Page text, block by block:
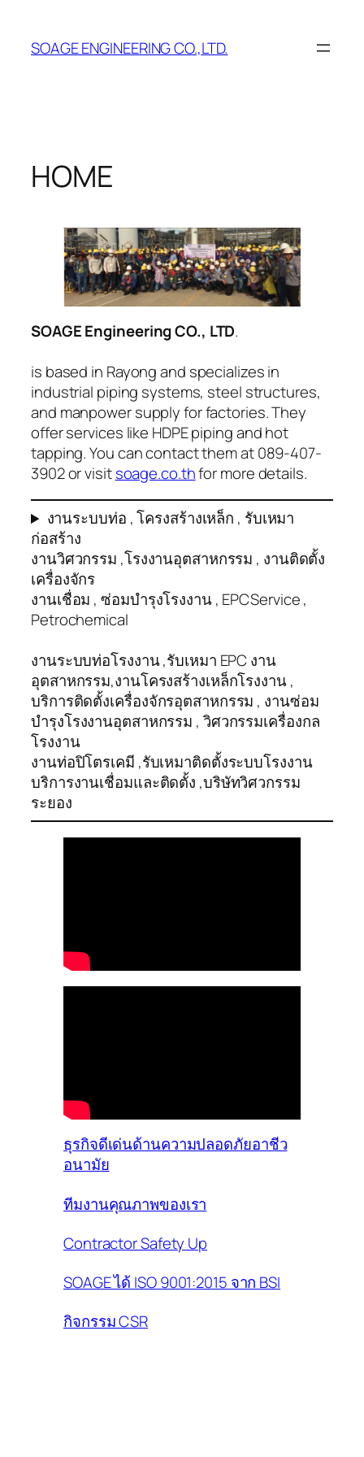
content
SOAGE ENGINEERING CO.,LTD.
HOME
SOAGE Engineering CO., LTD.
is based in Rayong and specializes in
industrial piping systems, steel structures,
and manpower supply for factories. They
offer services like HDPE piping and hot
tapping. You can contact them at 089-407-
3902 or visitsoage.co.thfor more details.
งานระบบท่อ , โครงสร้างเหล็ก , รับเหมา
ก่อสร้าง
งานวิศวกรรม ,โรงงานอุตสาหกรรม , งานติดตั้ง
เครื่องจักร
งานเชื่อม , ซ่อมบำรุงโรงงาน , EPCService ,
Petrochemical
งานระบบท่อโรงงาน ,รับเหมา EPC งาน
อุตสาหกรรม,งานโครงสร้างเหล็กโรงงาน ,
บริการติดตั้งเครื่องจักรอุตสาหกรรม , งานซ่อม
บำรุงโรงงานอุตสาหกรรม , วิศวกรรมเครื่องกล
โรงงาน
งานท่อปิโตรเคมี ,รับเหมาติดตั้งระบบโรงงาน
บริการงานเชื่อมและติดตั้ง ,บริษัทวิศวกรรม
ระยอง
ธุรกิจดีเด่นด้านความปลอดภัยอาชีว
อนามัย
ทีมงานคุณภาพของเรา
Contractor Safety Up
SOAGE ได้ ISO 9001:2015 จาก BSI
กิจกรรม CSR